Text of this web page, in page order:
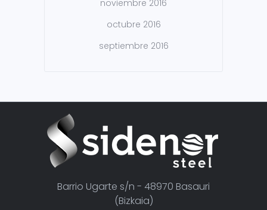
noviembre 2016
octubre 2016
septiembre 2016
Barrio Ugarte s/n - 48970 Basauri
(Bizkaia)